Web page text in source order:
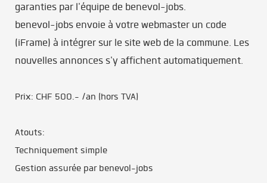
garanties par l'équipe de benevol-jobs.
benevol-jobs envoie à votre webmaster un code
(iFrame) à intégrer sur le site web de la commune. Les
nouvelles annonces s'y affichent automatiquement.
Prix: CHF 500.- /an (hors TVA)
Atouts:
Techniquement simple
Gestion assurée par benevol-jobs